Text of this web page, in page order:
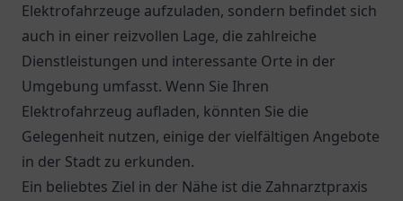
Elektrofahrzeuge aufzuladen, sondern befindet sich
auch in einer reizvollen Lage, die zahlreiche
Dienstleistungen und interessante Orte in der
Umgebung umfasst. Wenn Sie Ihren
Elektrofahrzeug aufladen, könnten Sie die
Gelegenheit nutzen, einige der vielfältigen Angebote
in der Stadt zu erkunden.
Ein beliebtes Ziel in der Nähe ist die Zahnarztpraxis